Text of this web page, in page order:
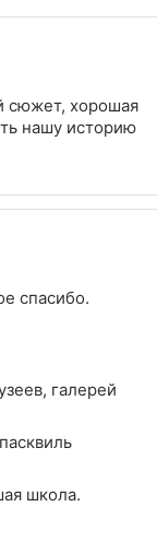
сюжет, хорошая
нашу историю
спасибо.
галерей
школа.